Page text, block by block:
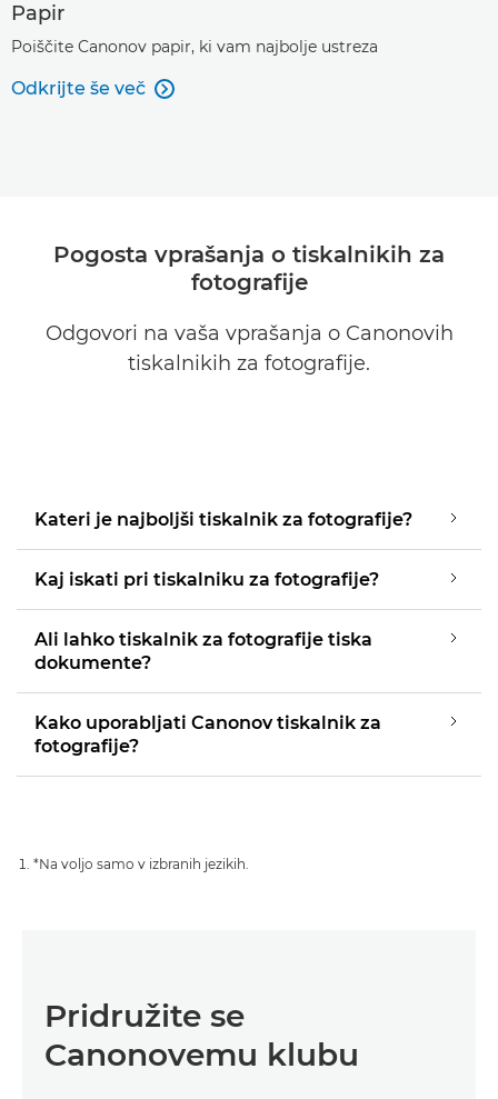
Papir
Poiščite Canonov papir, ki vam najbolje ustreza
Odkrijte še več 
Pogosta vprašanja o tiskalnikih za
fotografije
Odgovori na vaša vprašanja o Canonovih
tiskalnikih za fotografije.
Kateri je najboljši tiskalnik za fotografije?
Kaj iskati pri tiskalniku za fotografije?
Ali lahko tiskalnik za fotografije tiska
dokumente?
Kako uporabljati Canonov tiskalnik za
fotografije?
*Na voljo samo v izbranih jezikih.
Pridružite se
Canonovemu klubu